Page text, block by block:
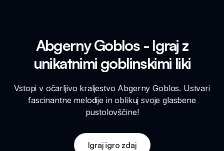
Abgerny Goblos - Igraj z
unikatnimi goblinskimi liki
Vstopi v očarljivo kraljestvo Abgerny Goblos. Ustvari
fascinantne melodije in oblikuj svoje glasbene
pustolovščine!
Igraj igro zdaj